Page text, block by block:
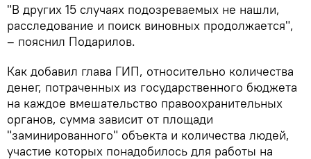
"В других 15 случаях подозреваемых не нашли,
расследование и поиск виновных продолжается",
– пояснил Подарилов.
Как добавил глава ГИП, относительно количества
денег, потраченных из государственного бюджета
на каждое вмешательство правоохранительных
органов, сумма зависит от площади
"заминированного" объекта и количества людей,
участие которых понадобилось для работы на